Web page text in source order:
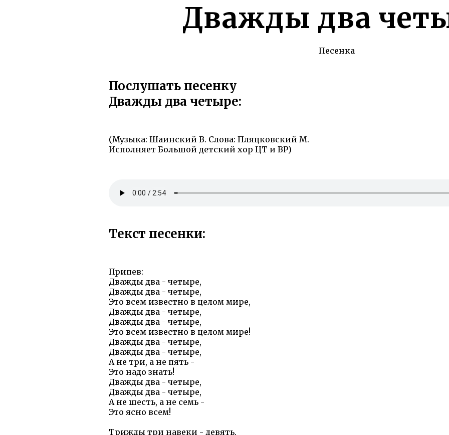
Дважды два
Песенка
Послушать песенку
Дважды два четыре:
(Музыка: Шаинский В. Слова: Пляцковский М.
Исполняет Большой детский хор ЦТ и ВР)
Текст песенки:
Припев:
Дважды два - четыре,
Дважды два - четыре,
Это всем известно в целом мире,
Дважды два - четыре,
Дважды два - четыре,
Это всем известно в целом мире!
Дважды два - четыре,
Дважды два - четыре,
А не три, а не пять -
Это надо знать!
Дважды два - четыре,
Дважды два - четыре,
А не шесть, а не семь -
Это ясно всем!
Трижды три навеки - девять,